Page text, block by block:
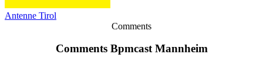
Antenne Tirol
Comments
Comments Bpmcast Mannheim